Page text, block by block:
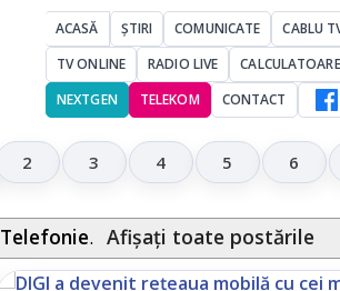
ACASĂ ȘTIRI COMUNICATE CABLU
TV ONLINE
RADIO LIVE CALCULATOARE
NEXTGEN
TELEKOM CONTACT
2 3 4 5 6
Telefonie. Afișați toate postările